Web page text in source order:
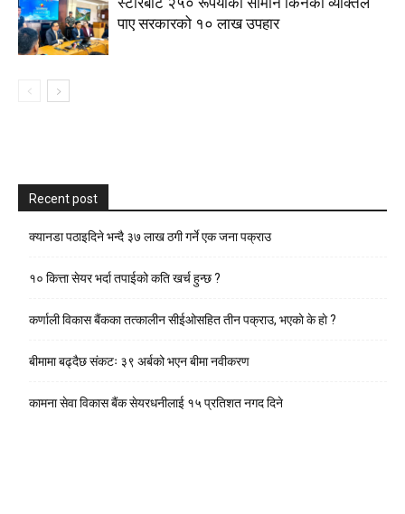
पाए सरकारको १० लाख उपहार
Recent post
क्यानडा पठाइदिने भन्दै ३७ लाख ठगी गर्ने एक जना पक्राउ
१० कित्ता सेयर भर्दा तपाईको कति खर्च हुन्छ ?
कर्णाली विकास बैंकका तत्कालीन सीईओसहित तीन पक्राउ, भएकाे के हाे ?
बीमामा बढ्दैछ संकटः ३९ अर्बको भएन बीमा नवीकरण
कामना सेवा विकास बैंक सेयरधनीलाई १५ प्रतिशत नगद दिने